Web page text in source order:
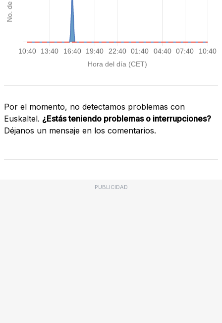
Por el momento, no detectamos problemas con
Euskaltel. ¿Estás teniendo problemas o interrupciones?
Déjanos un mensaje en los comentarios.
PUBLICIDAD